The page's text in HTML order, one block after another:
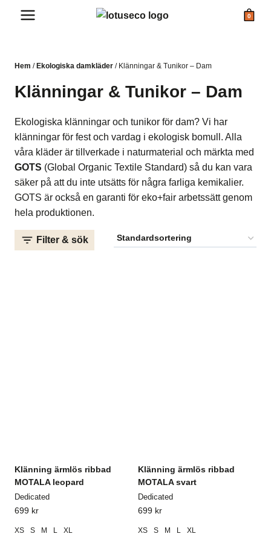
0
Hem / Ekologiska damkläder / Klänningar & Tunikor – Dam
Klänningar & Tunikor – Dam
Ekologiska klänningar och tunikor för dam? Vi har
klänningar för fest och vardag i ekologisk bomull. Alla
våra kläder är tillverkade i naturmaterial och märkta med
GOTS (Global Organic Textile Standard) så du kan vara
säker på att du inte utsätts för några farliga kemikalier.
GOTS är också en garanti för eko+fair arbetssätt genom
hela produktionen.
Filter & sök
Klänning ärmlös ribbad
MOTALA leopard
Dedicated
699 kr
XS S M L XL
Klänning ärmlös ribbad
MOTALA svart
Dedicated
699 kr
XS S M L XL